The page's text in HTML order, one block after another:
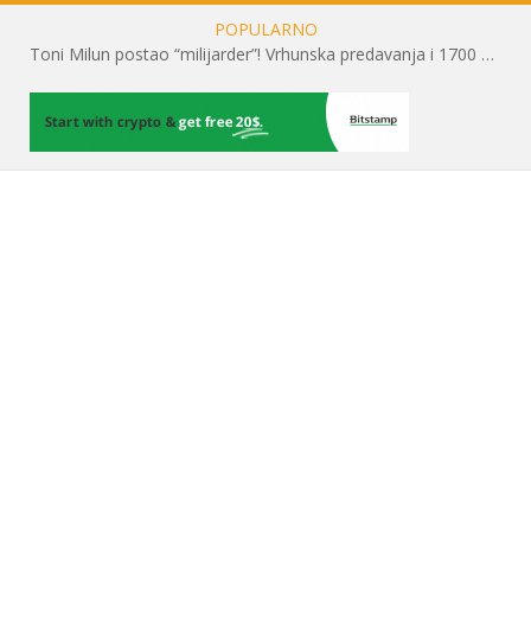
POPULARNO
Toni Milun postao “milijarder”! Vrhunska predavanja i 1700 posjetitelja obilježili su mjesec financijske pismenosti